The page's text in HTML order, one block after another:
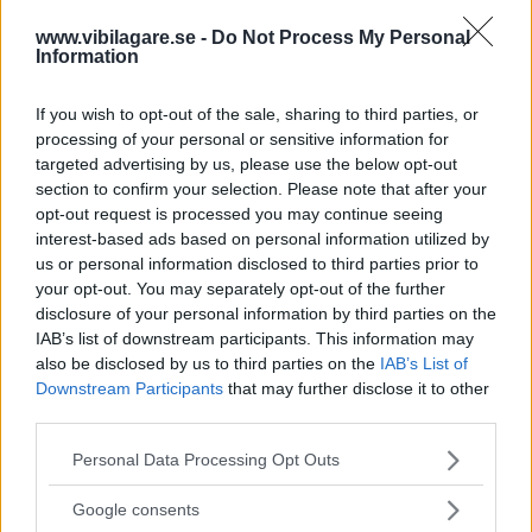
www.vibilagare.se - Do Not Process My Personal
Information
If you wish to opt-out of the sale, sharing to third parties, or
processing of your personal or sensitive information for
targeted advertising by us, please use the below opt-out
section to confirm your selection. Please note that after your
opt-out request is processed you may continue seeing
interest-based ads based on personal information utilized by
us or personal information disclosed to third parties prior to
your opt-out. You may separately opt-out of the further
disclosure of your personal information by third parties on the
IAB’s list of downstream participants. This information may
also be disclosed by us to third parties on the IAB’s List of
Downstream Participants that may further disclose it to other
Please note that this website/app uses one or more Google
not limited to your visit or usage behaviour. You may click to
Personal Data Processing Opt Outs
Google consents
Någon insida får vi inte se, eftersom bilen vi tittar på
under livesändningen är en ”showcar” utan inredning. Men
Audis representanter säger att interiören är exakt
sig åt i form.
åttakantig, yta med vågformade paneler.